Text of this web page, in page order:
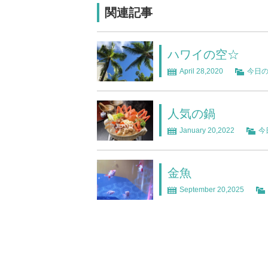
関連記事
ハワイの空☆
April 28,2020 今日
人気の鍋
January 20,2022 今
金魚
September 20,2025